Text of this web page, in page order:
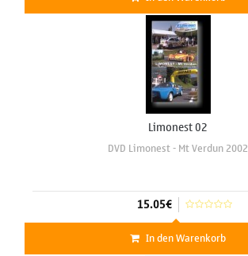
Limonest 02
DVD Limonest - Mt Verdun 2002
15.05€
In den Warenkorb